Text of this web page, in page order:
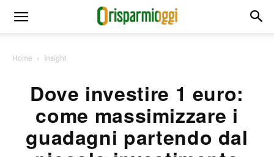
Home Insight
Dove investire 1 euro:
come massimizzare i
guadagni partendo dal